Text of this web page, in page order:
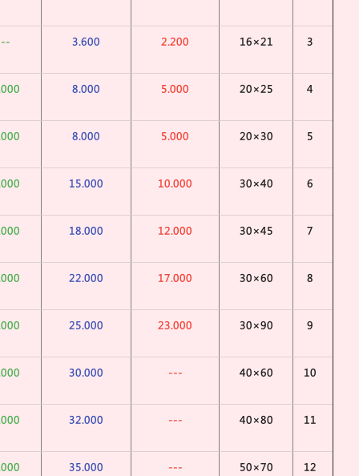
3
21×16
2.200
3.600
4
25×20
5.000
8.000
5
30×20
5.000
8.000
6
40×30
10.000
15.000
7
45×30
12.000
18.000
8
60×30
17.000
22.000
9
90×30
23.000
25.000
10
60×40
---
30.000
11
80×40
---
32.000
12
70×50
---
35.000